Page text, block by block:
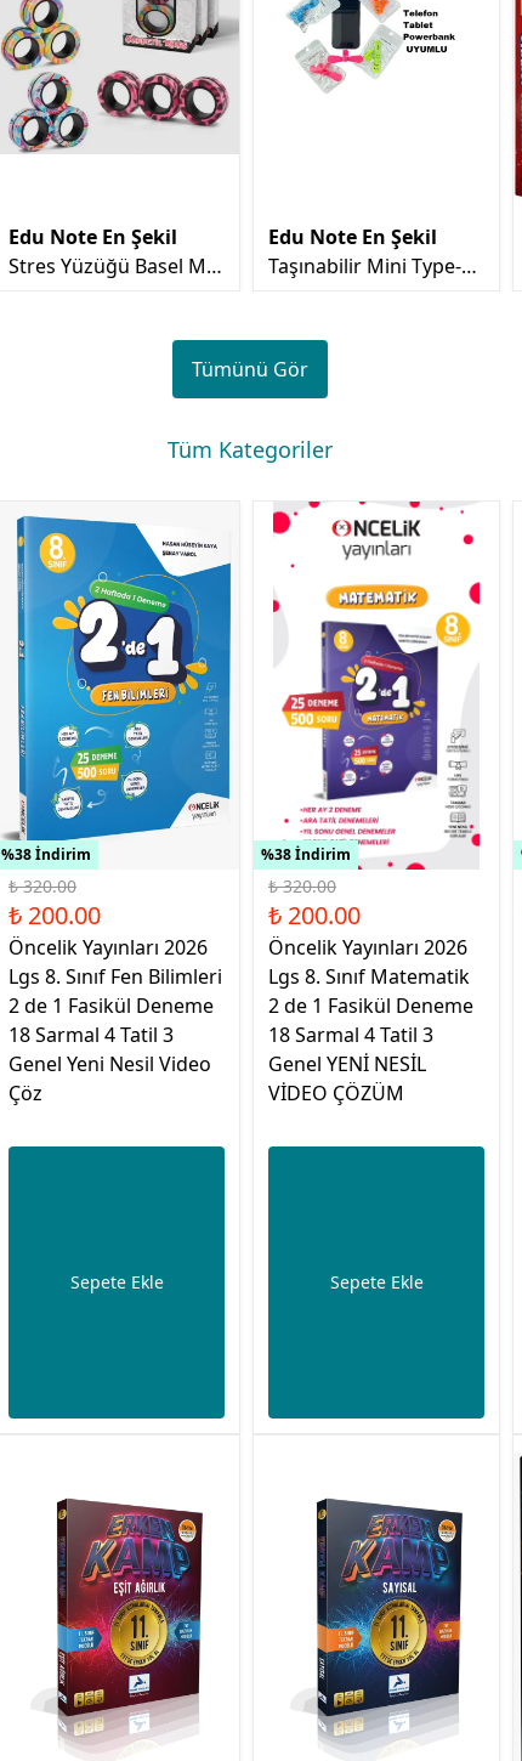
Edu Note En Şekil
Stres Yüzüğü Basel Ma
Edu Note En Şekil
Taşınabilir Mini Type-C
iz Güçlü Pervane
Tümünü Gör
Tüm Kategoriler
%38 İndirim
₺ 320.00
₺ 200.00
Öncelik Yayınları 2026
Lgs 8. Sınıf Fen Bilimleri
2 de 1 Fasikül Deneme
18 Sarmal 4 Tatil 3
Genel Yeni Nesil Video
Çöz
Sepete Ekle
%38 İndirim
₺ 320.00
₺ 200.00
Öncelik Yayınları 2026
Lgs 8. Sınıf Matematik
2 de 1 Fasikül Deneme
18 Sarmal 4 Tatil 3
Genel YENİ NESİL
VİDEO ÇÖZÜM
Sepete Ekle